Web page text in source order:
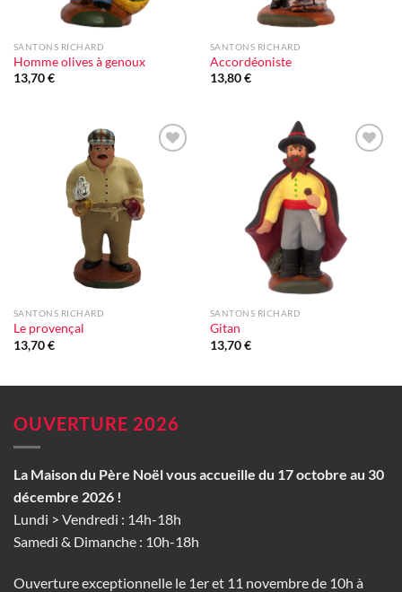
SANTONS RICHARD
Homme olives à genoux
13,70€
SANTONS RICHARD
Accordéoniste
13,80€
SANTONS RICHARD
Le provençal
13,70€
SANTONS RICHARD
Gitan
13,70€
OUVERTURE 2026
La Maison du Père Noël vous accueille du 17 octobre au 30
décembre 2026 !
Lundi > Vendredi : 14h-18h
Samedi & Dimanche : 10h-18h
Ouverture exceptionnelle le 1er et 11 novembre de 10h à